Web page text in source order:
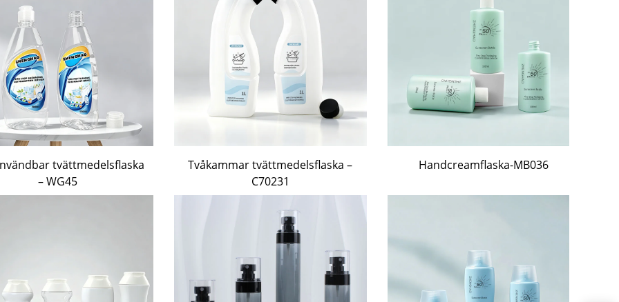
tvättmedelsflaska
– WG45
Tvåkammar tvättmedelsflaska –
C70231
Handcreamflaska-MB036